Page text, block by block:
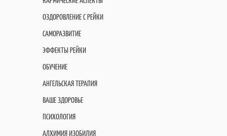
ОЗДОРОВЛЕНИЕ С РЕЙКИ
САМОРАЗВИТИЕ
ЭФФЕКТЫ РЕЙКИ
ОБУЧЕНИЕ
АНГЕЛЬСКАЯ ТЕРАПИЯ
ВАШЕ ЗДОРОВЬЕ
ПСИХОЛОГИЯ
АЛХИМИЯ ИЗОБИЛИЯ